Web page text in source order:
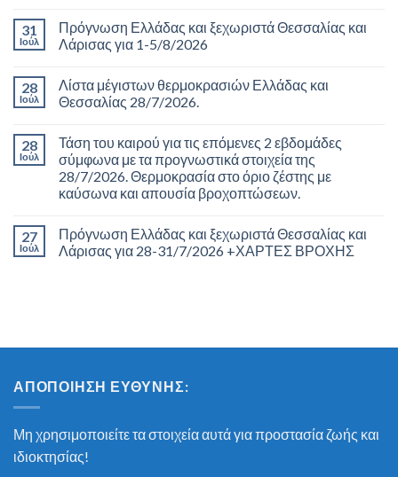
31
Ιούλ
Πρόγνωση Ελλάδας και ξεχωριστά Θεσσαλίας και
Λάρισας για 1-5/8/2026
28
Ιούλ
Λίστα μέγιστων θερμοκρασιών Ελλάδας και
Θεσσαλίας 28/7/2026.
28
Ιούλ
Τάση του καιρού για τις επόμενες 2 εβδομάδες
σύμφωνα με τα προγνωστικά στοιχεία της
28/7/2026. Θερμοκρασία στο όριο ζέστης με
καύσωνα και απουσία βροχοπτώσεων.
27
Ιούλ
Πρόγνωση Ελλάδας και ξεχωριστά Θεσσαλίας και
Λάρισας για 28-31/7/2026 +ΧΑΡΤΕΣ ΒΡΟΧΗΣ
ΑΠΟΠΟΊΗΣΗ ΕΥΘΎΝΗΣ:
Μη χρησιμοποιείτε τα στοιχεία αυτά για προστασία ζωής και
ιδιοκτησίας!